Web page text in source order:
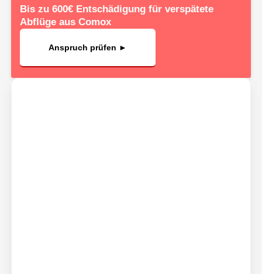
Bis zu 600€ Entschädigung für verspätete
Abflüge aus Comox
Anspruch prüfen ►